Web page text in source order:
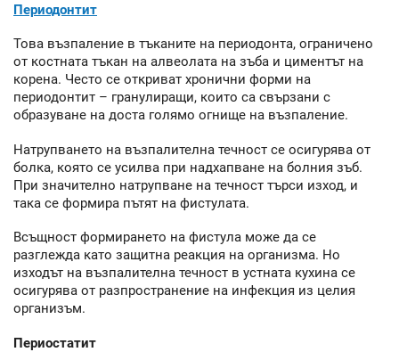
Периодонтит
Това възпаление в тъканите на периодонта, ограничено
от костната тъкан на алвеолата на зъба и циментът на
корена. Често се откриват хронични форми на
периодонтит – гранулиращи, които са свързани с
образуване на доста голямо огнище на възпаление.
Натрупването на възпалителна течност се осигурява от
болка, която се усилва при надхапване на болния зъб.
При значително натрупване на течност търси изход, и
така се формира пътят на фистулата.
Всъщност формирането на фистула може да се
разглежда като защитна реакция на организма. Но
изходът на възпалителна течност в устната кухина се
осигурява от разпространение на инфекция из целия
организъм.
Периостатит